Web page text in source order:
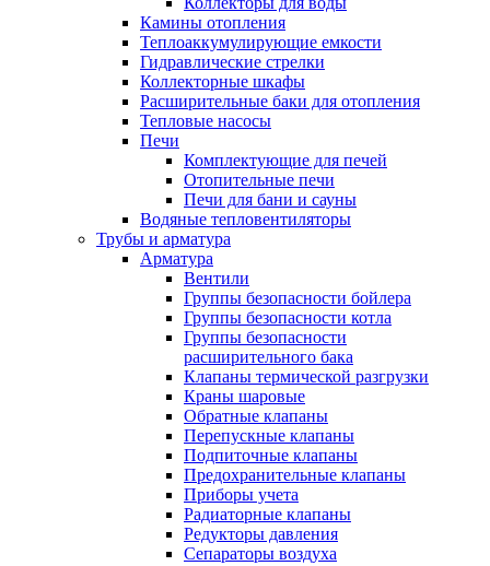
Камины отопления
Теплоаккумулирующие емкости
Гидравлические стрелки
Коллекторные шкафы
Расширительные баки для отопления
Тепловые насосы
Печи
Комплектующие для печей
Отопительные печи
Печи для бани и сауны
Водяные тепловентиляторы
Трубы и арматура
Арматура
Вентили
Группы безопасности бойлера
Группы безопасности котла
Группы безопасности
расширительного бака
Клапаны термической разгрузки
Краны шаровые
Обратные клапаны
Перепускные клапаны
Подпиточные клапаны
Предохранительные клапаны
Приборы учета
Радиаторные клапаны
Редукторы давления
Сепараторы воздуха